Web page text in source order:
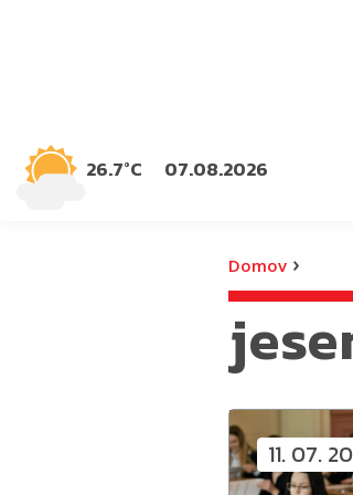
26.7°C 07.08.2026
Domov ›
11. 07.